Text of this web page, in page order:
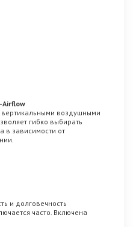
Airflow
воздушными
гибко выбирать
в зависимости от
и долговечность
часто. Включена